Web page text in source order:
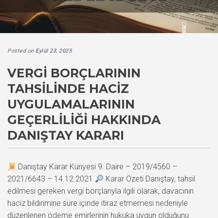
Posted on Eylül 23, 2025
VERGI BORÇLARININ
TAHSILINDE HACIZ
UYGULAMALARININ
GEÇERLILIĞI HAKKINDA
DANIŞTAY KARARI
Danıştay Karar Künyesi 9. Daire – 2019/4560 –
2021/6643 – 14.12.2021
Karar Özeti Danıştay, tahsil
edilmesi gereken vergi borçlarıyla ilgili olarak, davacının
haciz bildirimine süre içinde itiraz etmemesi nedeniyle
düzenlenen ödeme emirlerinin hukuka uygun olduğunu